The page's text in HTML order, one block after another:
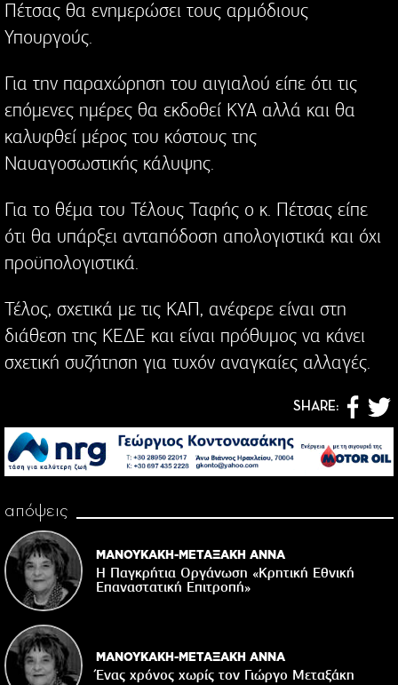
Πέτσας θα ενημερώσει τους αρμόδιους
Υπουργούς.
Για την παραχώρηση του αιγιαλού είπε ότι τις
επόμενες ημέρες θα εκδοθεί ΚΥΑ αλλά και θα
καλυφθεί μέρος του κόστους της
Ναυαγοσωστικής κάλυψης.
Για το θέμα του Τέλους Ταφής ο κ. Πέτσας είπε
ότι θα υπάρξει ανταπόδοση απολογιστικά και όχι
προϋπολογιστικά.
Τέλος, σχετικά με τις ΚΑΠ, ανέφερε είναι στη
διάθεση της ΚΕΔΕ και είναι πρόθυμος να κάνει
σχετική συζήτηση για τυχόν αναγκαίες αλλαγές.
SHARE:
απόψεις
ΜΑΝΟΥΚΑΚΗ-ΜΕΤΑΞΑΚΗ ΑΝΝΑ
Η Παγκρήτια Οργάνωση «Κρητική Εθνική
Επαναστατική Eπιτροπή»
ΜΑΝΟΥΚΑΚΗ-ΜΕΤΑΞΑΚΗ ΑΝΝΑ
Ένας χρόνος χωρίς τον Γιώργο Μεταξάκη